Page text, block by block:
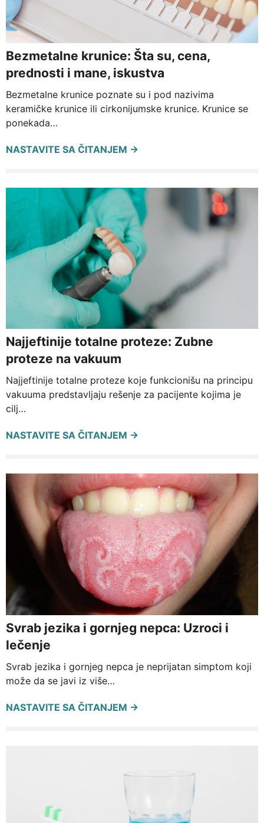
Bezmetalne krunice: Šta su, cena,
prednosti i mane, iskustva
Bezmetalne krunice poznate su i pod nazivima
keramičke krunice ili cirkonijumske krunice. Krunice se
ponekada…
NASTAVITE SA ČITANJEM →
Najjeftinije totalne proteze: Zubne
proteze na vakuum
Najjeftinije totalne proteze koje funkcionišu na principu
vakuuma predstavljaju rešenje za pacijente kojima je
cilj…
NASTAVITE SA ČITANJEM →
Svrab jezika i gornjeg nepca: Uzroci i
lečenje
Svrab jezika i gornjeg nepca je neprijatan simptom koji
može da se javi iz više…
NASTAVITE SA ČITANJEM →